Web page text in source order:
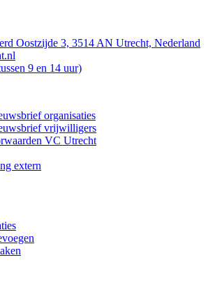
Oostzijde 3, 3514 AN Utrecht, Nederland
9 en 14 uur)
organisaties
vrijwilligers
VC Utrecht
extern